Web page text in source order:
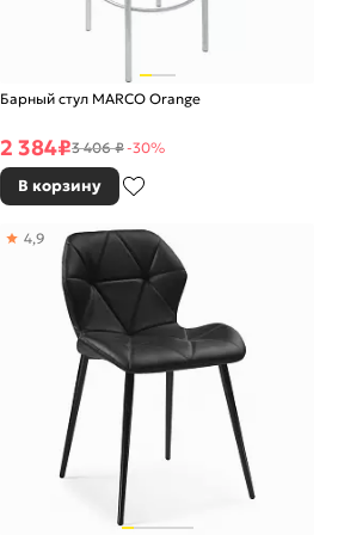
Барный стул MARCO Orange
2 384₽3 406 ₽-30%
В корзину
4,9